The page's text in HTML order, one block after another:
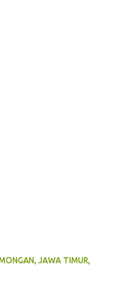
JAWA TIMUR,